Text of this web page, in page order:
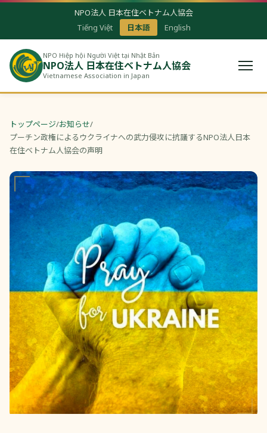
NPO法人 日本在住ベトナム人協会
Tiếng Việt
日本語 English
NPO Hiệp hội Người Việt tại Nhật Bản
NPO法人 日本在住ベトナム人協会
Vietnamese Association in Japan
トップページ/お知らせ/
プーチン政権によるウクライナへの武力侵攻に抗議するNPO法人日本
在住ベトナム人協会の声明